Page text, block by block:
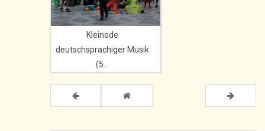
Kleinode
deutschsprachiger Musik
(5...